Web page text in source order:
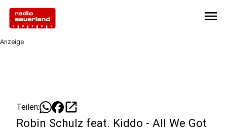
menu
Anzeige
Teilen: open_in_new
Robin Schulz feat. Kiddo - All We Got